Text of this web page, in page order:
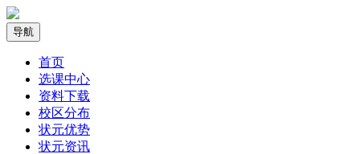
导航
首页
选课中心
资料下载
校区分布
状元优势
状元资讯